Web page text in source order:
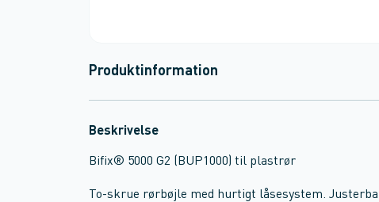
Produktinformation
Beskrivelse
Bifix® 5000 G2 (BUP1000) til plastrør
To-skrue rørbøjle med hurtigt låsesystem.